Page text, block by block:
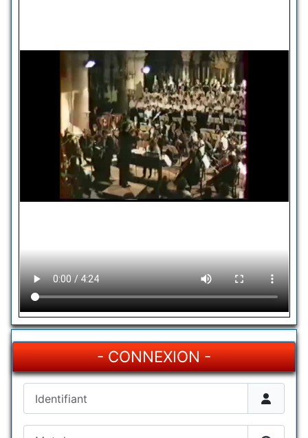
- CONNEXION -